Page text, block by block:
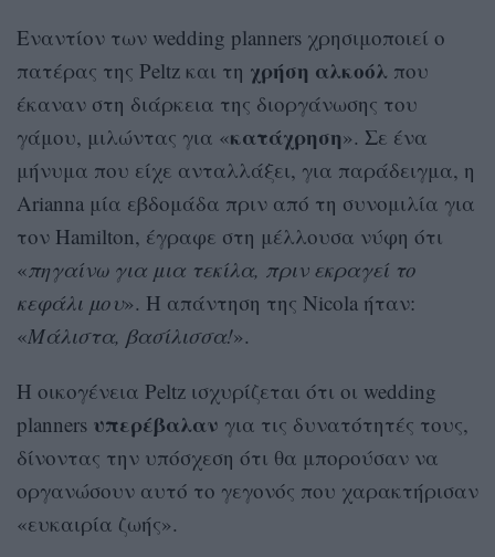
Εναντίον των wedding planners χρησιμοποιεί ο
πατέρας της Peltz και τη χρήση αλκοόλ που
έκαναν στη διάρκεια της διοργάνωσης του
γάμου, μιλώντας για «κατάχρηση». Σε ένα
μήνυμα που είχε ανταλλάξει, για παράδειγμα, η
Arianna μία εβδομάδα πριν από τη συνομιλία για
τον Hamilton, έγραφε στη μέλλουσα νύφη ότι
«πηγαίνω για μια τεκίλα, πριν εκραγεί το
κεφάλι μου». Η απάντηση της Nicola ήταν:
«Μάλιστα, βασίλισσα!».
Η οικογένεια Peltz ισχυρίζεται ότι οι wedding
planners υπερέβαλαν για τις δυνατότητές τους,
δίνοντας την υπόσχεση ότι θα μπορούσαν να
οργανώσουν αυτό το γεγονός που χαρακτήρισαν
«ευκαιρία ζωής».